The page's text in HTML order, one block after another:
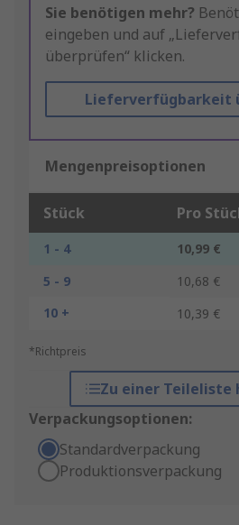
Sie benötigen mehr?
eingeben und auf
überprüfen“ klicken.
Lieferverfügbarkeit
Mengenpreisoptionen
Stück Pro
1 - 4
10,99 €
5 - 9
10,68 €
10 +
10,39 €
*Richtpreis
Zu einer Teileliste
Verpackungsoptionen:
Standardverpackung
Produktionsverpackung